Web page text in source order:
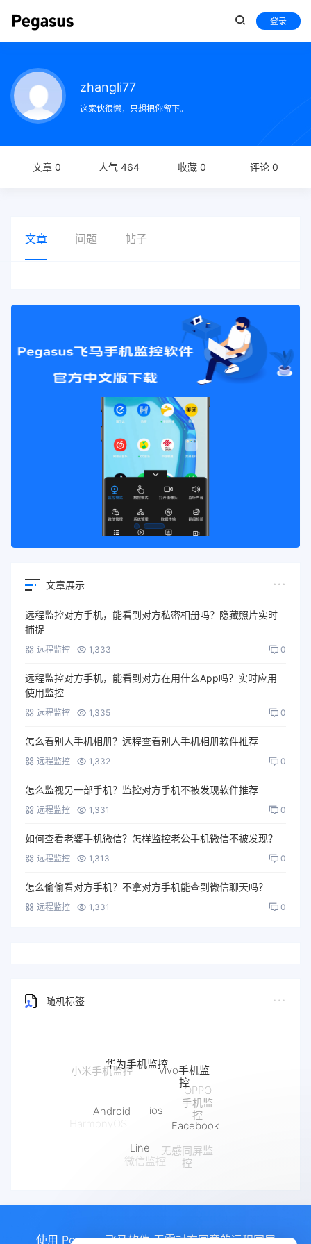
登录
zhangli77
这家伙很懒，只想把你留下。
文章 0 人气 464 收藏 0 评论 0
文章 问题 帖子
文章展示
远程监控对方手机，能看到对方私密相册吗？隐藏照片实时
捕捉
远程监控 1,333 0
远程监控对方手机，能看到对方在用什么App吗？实时应用
使用监控
远程监控 1,335 0
怎么看别人手机相册？远程查看别人手机相册软件推荐
远程监控 1,332 0
怎么监视另一部手机？监控对方手机不被发现软件推荐
远程监控 1,331 0
如何查看老婆手机微信？怎样监控老公手机微信不被发现？
远程监控 1,313 0
怎么偷偷看对方手机？不拿对方手机能查到微信聊天吗？
远程监控 1,331 0
随机标签
小米手机监控
华为手机监控
vivo手机监
控
OPPO
手机监
控
HarmonyOS
Android
ios
Facebook
无感同屏监
控
微信监控
Line
使用 Pegasus飞马软件 无需对方同意的远程同屏